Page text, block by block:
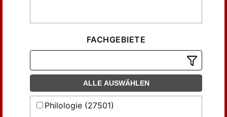
Fraenkel, Eduard (75)
Fraenkel, Ernst (114)
Fraser, Bruce (125)
Fögen, Thorsten (64)
Georgacas, Demetrius J. (58)
Gerö, Eva-Carin (56)
Goldberger, Walter (108)
FACHGEBIETE
ALLE AUSWÄHLEN
Philologie (27501)